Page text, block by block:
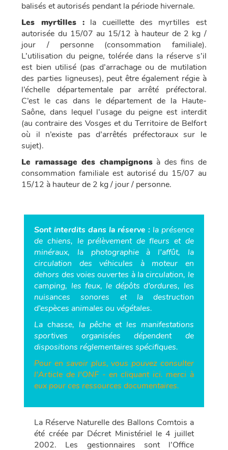
balisés et autorisés pendant la période hivernale.
Les myrtilles : la cueillette des myrtilles est
autorisée du 15/07 au 15/12 à hauteur de 2 kg /
jour / personne (consommation familiale).
L’utilisation du peigne, tolérée dans la réserve s’il
est bien utilisé (pas d’arrachage ou de mutilation
des parties ligneuses), peut être également régie à
l’échelle départementale par arrêté préfectoral.
C’est le cas dans le département de la Haute-
Saône, dans lequel l’usage du peigne est interdit
(au contraire des Vosges et du Territoire de Belfort
où il n’existe pas d’arrêtés préfectoraux sur le
sujet).
Le ramassage des champignonsà des fins de
consommation familiale est autorisé du 15/07 au
15/12 à hauteur de 2 kg / jour / personne.
Sont interdits dans la réserve : la présence
de chiens, le prélèvement de fleurs et de
minéraux, la photographie à l’affût, la
circulation des véhicules à moteur en
dehors des voies ouvertes à la circulation, le
camping, les feux, le dépôts d’ordures, les
nuisances sonores et la destruction
d’espèces animales ou végétales.
La chasse, la pêche et les manifestations
sportives organisées dépendent de
dispositions réglementaires spécifiques.
Pour en savoir plus, vous pouvez consulter
l'Article de l'ONF - en cliquant ici. merci à
eux pour ces ressources documentaires.
La Réserve Naturelle des Ballons Comtois a
été créée par Décret Ministériel le 4 juillet
2002. Les gestionnaires sont l’Office